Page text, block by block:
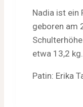
Nadia ist ein
geboren am
etwa 13,2 kg.
Patin: Erika